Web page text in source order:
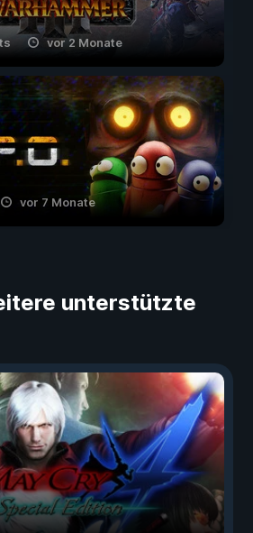
vor 2 Monate
vor 7 Monate
unterstützte